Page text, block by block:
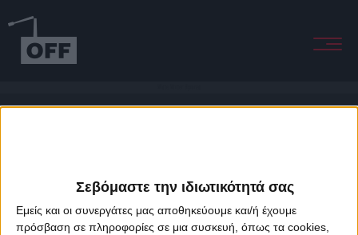
Σεβόμαστε την ιδιωτικότητά σας
Εμείς και οι συνεργάτες μας αποθηκεύουμε και/ή έχουμε
πρόσβαση σε πληροφορίες σε μια συσκευή, όπως τα cookies,